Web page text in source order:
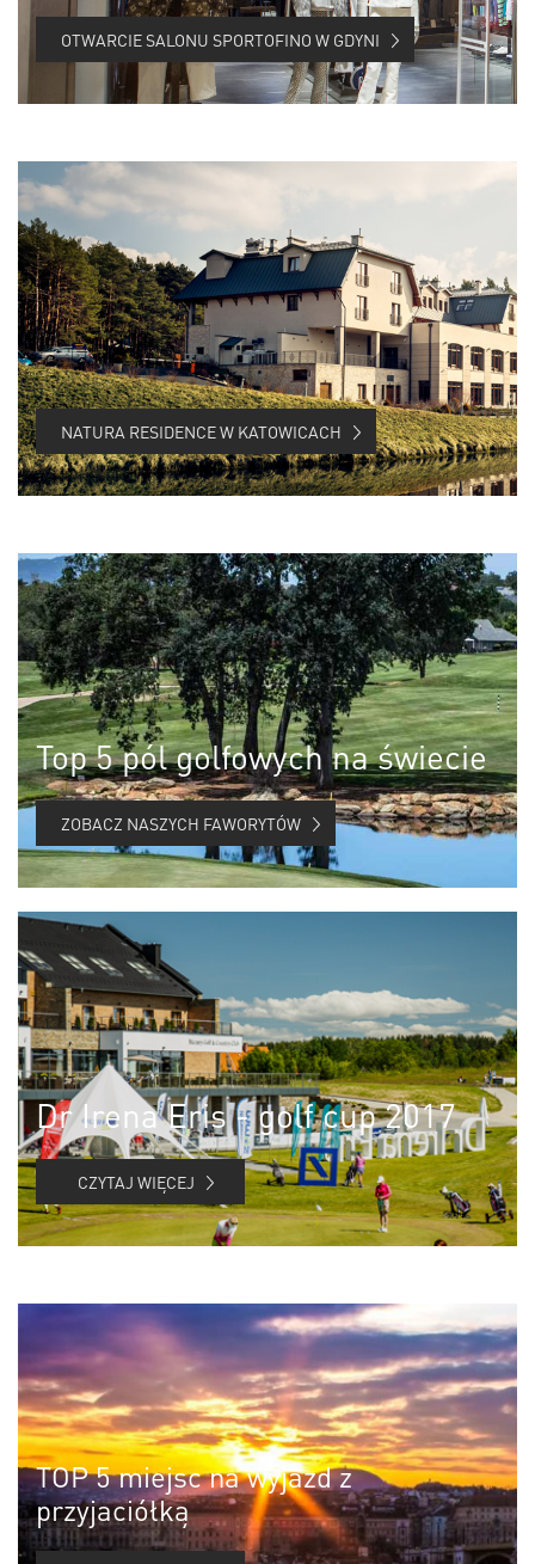
OTWARCIE SALONU SPORTOFINO W GDYNI
NATURA RESIDENCE W KATOWICACH
Top 5 pól golfowych na świecie
ZOBACZ NASZYCH FAWORYTÓW
Dr Irena Eris - golf cup 2017
CZYTAJ WIĘCEJ
TOP 5 miejsc na wyjazd z
przyjaciółką